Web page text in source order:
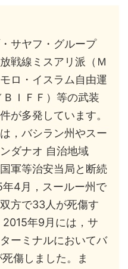
サヤフ・グループ
戦線ミスアリ派（Ｍ
ロ・イスラム自由運
ＩＦＦ）等の武装
が多発しています。
，バシラン州やスー
ダナオ 自治地域
軍等治安当局と断続
4月，スールー州で
方で33人が死傷す
年9月には，サ
ーミナルにおいてバ
傷しました。ま